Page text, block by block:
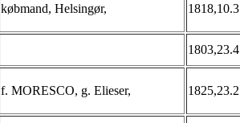
købmand, Helsingør,
1818,10.3
1803,23.4
f. MORESCO, g. Elieser,
1825,23.2